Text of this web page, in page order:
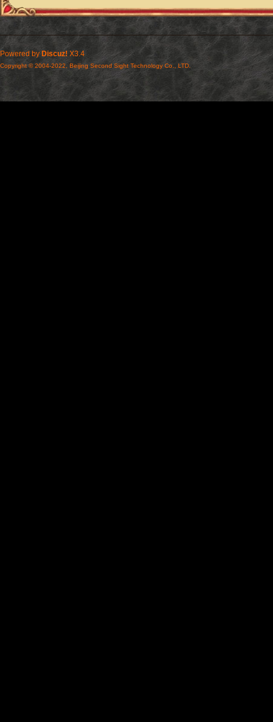
Powered by Discuz! X3.4
Copyright © 2004-2022, Beijing Second Sight Technology Co., LTD.